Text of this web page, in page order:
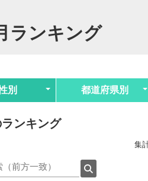
ランキング
別 都道府県別
ンキング
集